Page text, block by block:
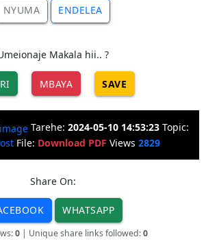
NYUMA ENDELEA
Makala hii.. ?
MBAYA SAVE
Tarehe: 2024-05-10 14:53:23 Topic:
File: Download PDF Views 2829
Share On:
WHATSAPP
0| Unique share links followed:0